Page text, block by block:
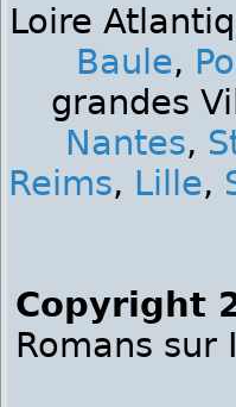
Loire
Baule,
grandes
Nantes,
Reims, Lille,
Copyright
Romans sur